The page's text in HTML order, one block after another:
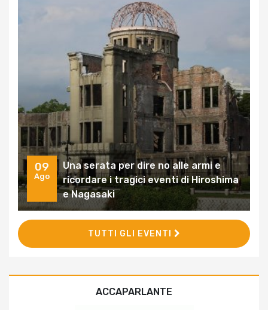
09
Ago
Una serata per dire no alle armi e
ricordare i tragici eventi di Hiroshima
e Nagasaki
TUTTI GLI EVENTI
ACCAPARLANTE